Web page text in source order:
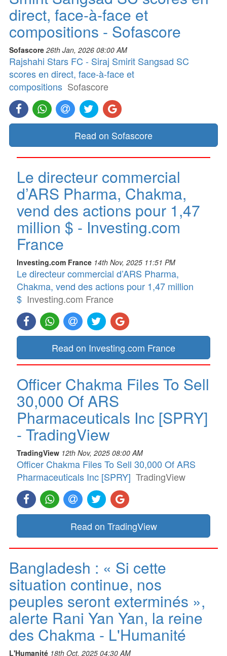
direct, face-à-face et
compositions - Sofascore
Sofascore 26th Jan, 2026 08:00 AM
Rajshahi Stars FC - Siraj Smirit Sangsad SC
scores en direct, face-à-face et
compositions Sofascore
Read on Sofascore
Le directeur commercial
d’ARS Pharma, Chakma,
vend des actions pour 1,47
million $ - Investing.com
France
Investing.com France 14th Nov, 2025 11:51 PM
Le directeur commercial d’ARS Pharma,
Chakma, vend des actions pour 1,47 million
$ Investing.com France
Read on Investing.com France
Officer Chakma Files To Sell
30,000 Of ARS
Pharmaceuticals Inc [SPRY]
- TradingView
TradingView 12th Nov, 2025 08:00 AM
Officer Chakma Files To Sell 30,000 Of ARS
Pharmaceuticals Inc [SPRY] TradingView
Read on TradingView
Bangladesh : « Si cette
situation continue, nos
peuples seront exterminés »,
alerte Rani Yan Yan, la reine
des Chakma - L'Humanité
L'Humanité 18th Oct, 2025 04:30 AM